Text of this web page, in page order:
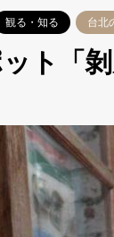
観る・知る 台北
ト「剝